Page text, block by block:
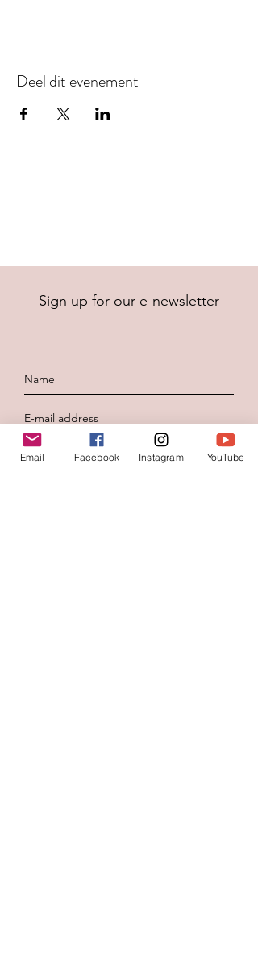
Deel dit evenement
Sign up for our e-newsletter
To send
Email Facebook Instagram YouTube